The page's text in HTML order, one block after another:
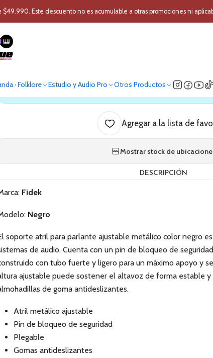
· Folklore Estudio y Audio Pro Otros Productos
Este descuento no es acumulable a otras promociones ni
Atril Parlante Atril Parlante Fidek Negro
Antes de comprar verifica nuestro stock
Agregar a la lista de
Mostrar stock de
DESCRIPCIÓN
Fidek
Negro
soporte atril para parlante ajustable metálico color negro
de audio. Cuenta con un pin de bloqueo de
con tubo fuerte y ligero para un máximo apoyo y
ajustable puede sostener el altavoz de forma estable y
de goma antideslizantes.
Atril metálico ajustable
Pin de bloqueo de seguridad
Plegable
Gomas antideslizantes